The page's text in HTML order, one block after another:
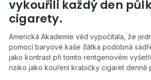
vykouřili každý den
cigarety.
Americká Akademie věd vypočítala, že
pomocí baryové kaše (látka podobná
jako kontrast při tomto rentgenovém
riziko jako kouření krabičky cigaret denně